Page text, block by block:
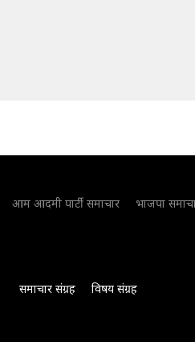
आम आदमी पार्टी समाचार भाजपा
समाचार संग्रह विषय संग्रह